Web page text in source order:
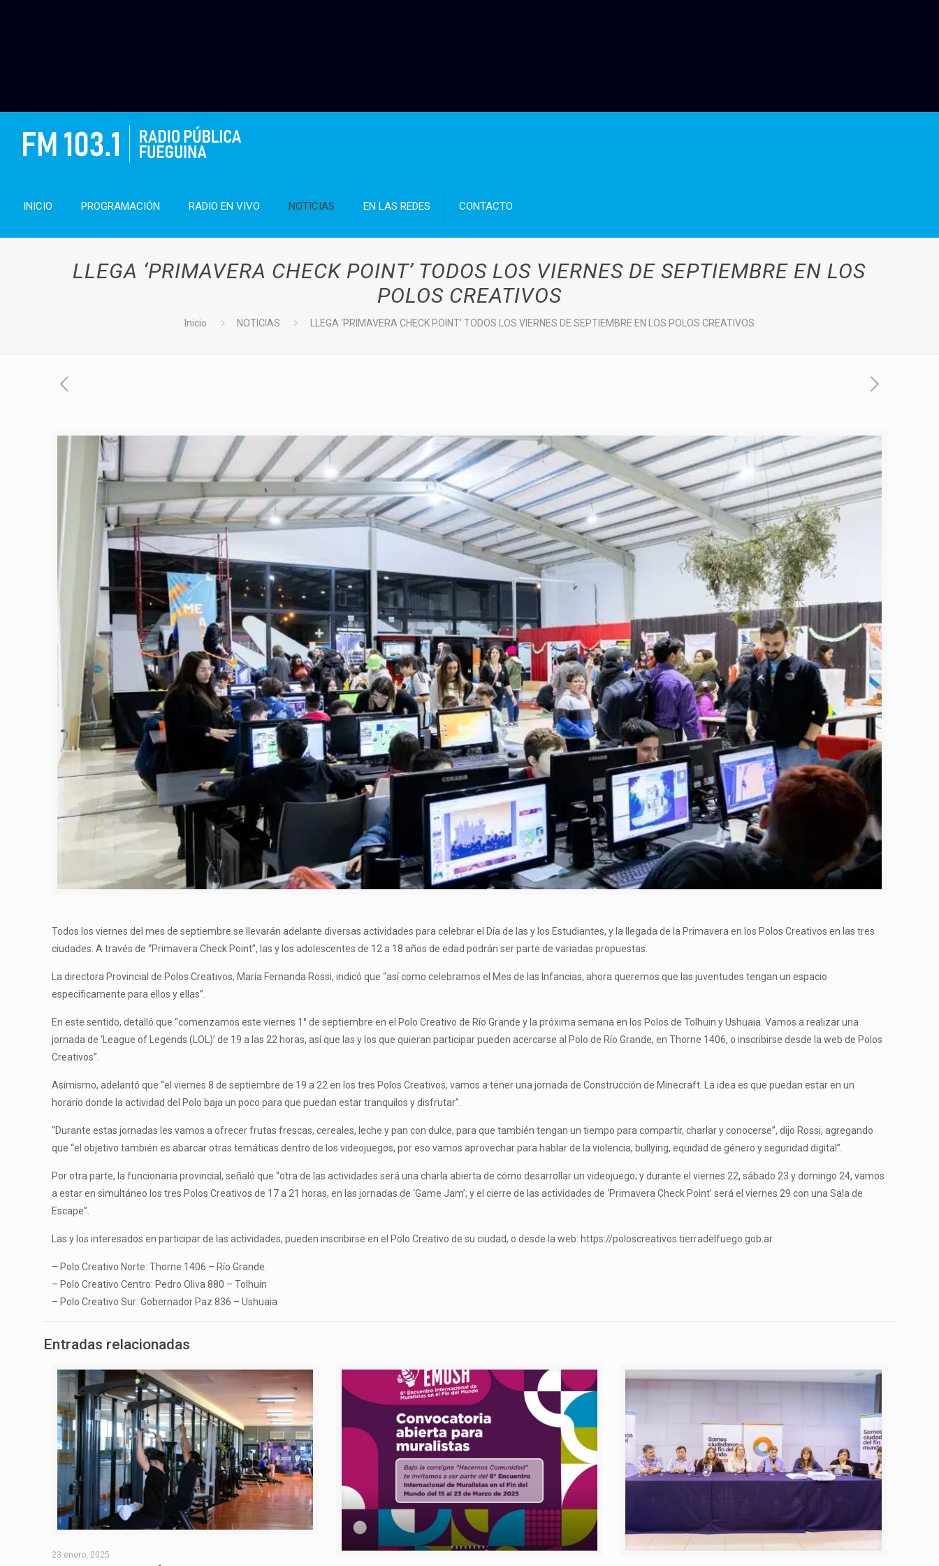
INICIO PROGRAMACIÓN RADIO EN VIVO NOTICIAS EN LAS REDES CONTACTO
LLEGA ‘PRIMAVERA CHECK POINT’ TODOS LOS VIERNES DE SEPTIEMBRE EN LOS
POLOS CREATIVOS
Inicio NOTICIAS LLEGA ‘PRIMAVERA CHECK POINT’ TODOS LOS VIERNES DE SEPTIEMBRE EN LOS POLOS CREATIVOS
Todos los viernes del mes de septiembre se llevarán adelante diversas actividades para celebrar el Día de las y los Estudiantes, y la llegada de la Primavera en los Polos Creativos en las tres
ciudades. A través de “Primavera Check Point”, las y los adolescentes de 12 a 18 años de edad podrán ser parte de variadas propuestas.
La directora Provincial de Polos Creativos, María Fernanda Rossi, indicó que “así como celebramos el Mes de las Infancias, ahora queremos que las juventudes tengan un espacio
específicamente para ellos y ellas”.
En este sentido, detalló que “comenzamos este viernes 1° de septiembre en el Polo Creativo de Río Grande y la próxima semana en los Polos de Tolhuin y Ushuaia. Vamos a realizar una
jornada de ‘League of Legends (LOL)’ de 19 a las 22 horas, así que las y los que quieran participar pueden acercarse al Polo de Río Grande, en Thorne 1406, o inscribirse desde la web de Polos
Creativos”.
Asimismo, adelantó que “el viernes 8 de septiembre de 19 a 22 en los tres Polos Creativos, vamos a tener una jornada de Construcción de Minecraft. La idea es que puedan estar en un
horario donde la actividad del Polo baja un poco para que puedan estar tranquilos y disfrutar”.
“Durante estas jornadas les vamos a ofrecer frutas frescas, cereales, leche y pan con dulce, para que también tengan un tiempo para compartir, charlar y conocerse”, dijo Rossi; agregando
que “el objetivo también es abarcar otras temáticas dentro de los videojuegos, por eso vamos aprovechar para hablar de la violencia, bullying, equidad de género y seguridad digital”.
Por otra parte, la funcionaria provincial, señaló que “otra de las actividades será una charla abierta de cómo desarrollar un videojuego; y durante el viernes 22, sábado 23 y domingo 24, vamos
a estar en simultáneo los tres Polos Creativos de 17 a 21 horas, en las jornadas de ‘Game Jam’; y el cierre de las actividades de ‘Primavera Check Point’ será el viernes 29 con una Sala de
Escape”.
Las y los interesados en participar de las actividades, pueden inscribirse en el Polo Creativo de su ciudad, o desde la web: https://poloscreativos.tierradelfuego.gob.ar.
– Polo Creativo Norte: Thorne 1406 – Río Grande.
– Polo Creativo Centro: Pedro Oliva 880 – Tolhuin
– Polo Creativo Sur: Gobernador Paz 836 – Ushuaia
Entradas relacionadas
23 enero, 2025